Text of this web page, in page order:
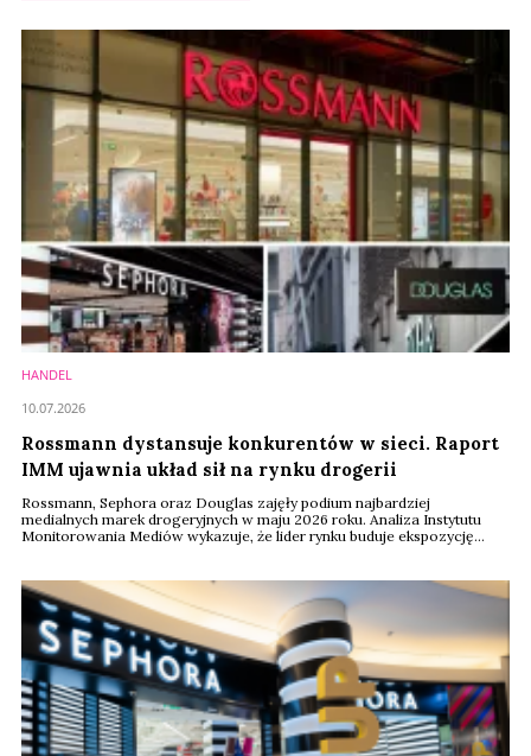
HANDEL
Rossmann dystansuje konkurentów w sieci. Raport
IMM ujawnia układ sił na rynku drogerii
Rossmann, Sephora oraz Douglas zajęły podium najbardziej
medialnych marek drogeryjnych w maju 2026 roku. Analiza Instytutu
Monitorowania Mediów wykazuje, że lider rynku buduje ekspozycję
resztę stawki.
10.07.2026